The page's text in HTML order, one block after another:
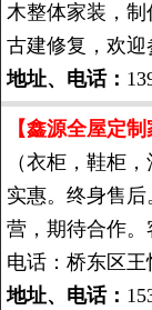
木整体家装，制
古建修复，欢迎
地址、电话：
【鑫源全屋定
（衣柜，鞋柜
实惠。终身售
营，期待合作。
电话：桥东区王
地址、电话：